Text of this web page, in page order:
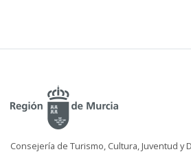
Consejería de Turismo, Cultura, Juventud y